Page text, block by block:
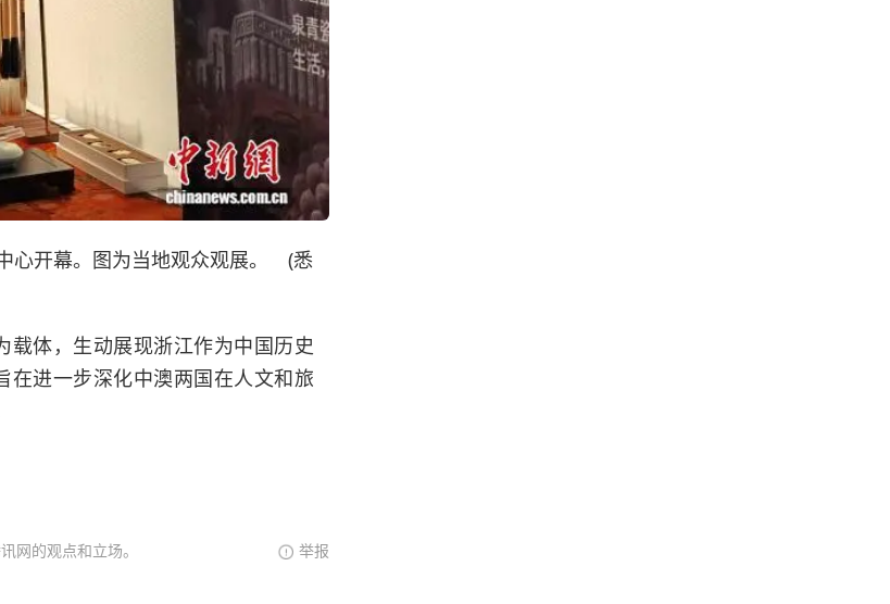
心开幕。图为当地观众观展。 (悉
体，生动展现浙江作为中国历史
在进一步深化中澳两国在人文和旅
网的观点和立场。 举报